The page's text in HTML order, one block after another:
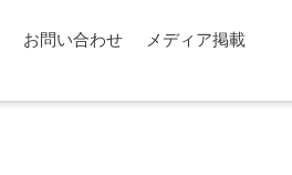
お問い合わせ
メディア掲載